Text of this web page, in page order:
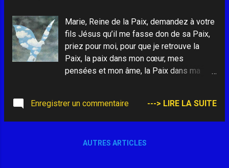
Marie, Reine de la Paix, demandez à votre
fils Jésus qu’il me fasse don de sa Paix,
priez pour moi, pour que je retrouve la
Paix, la paix dans mon cœur, mes
pensées et mon âme, la Paix dans ma
viens vers vous avec Marie, afin de vous
demander en toute humilité de m’accorder
intérieure, la paix dans ma famille, la Paix
Enregistrer un commentaire ---> LIRE LA SUITE
AUTRES ARTICLES